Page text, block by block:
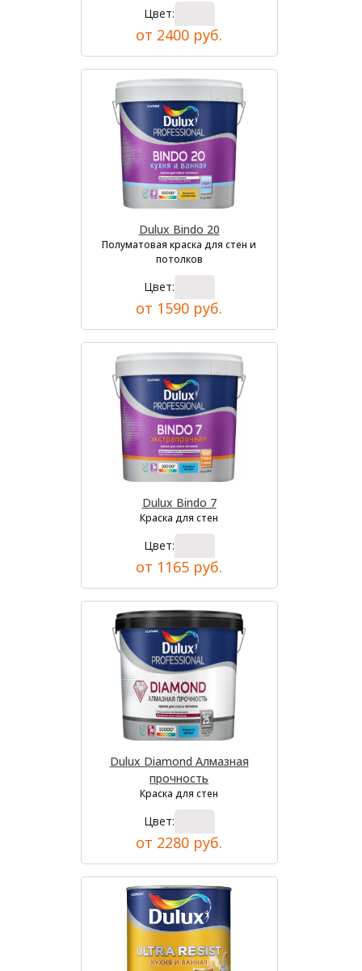
Цвет:
от 2400 руб.
Dulux Bindo 20
Полуматовая краска для стен и
потолков
Цвет:
от 1590 руб.
Dulux Bindo 7
Краска для стен
Цвет:
от 1165 руб.
Dulux Diamond Алмазная
прочность
Краска для стен
Цвет:
от 2280 руб.